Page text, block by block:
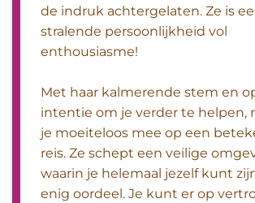
de indruk achtergelaten. Ze is
stralende persoonlijkheid vol
enthousiasme!
Met haar kalmerende stem en
intentie om je verder te helpen,
je moeiteloos mee op een
reis. Ze schept een veilige
waarin je helemaal jezelf kunt
enig oordeel. Je kunt er op